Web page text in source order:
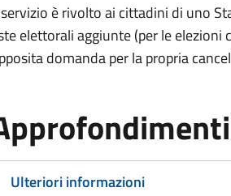
è rivolto ai cittadini di uno
elettorali aggiunte (per le
domanda per la propria
Ulteriori informazioni